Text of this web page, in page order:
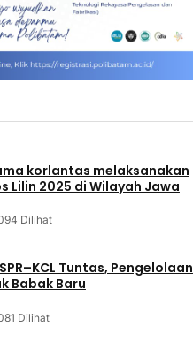
korlantas melaksanakan
Lilin 2025 di Wilayah Jawa
Dilihat
Tuntas, Pengelolaan
Babak Baru
Dilihat